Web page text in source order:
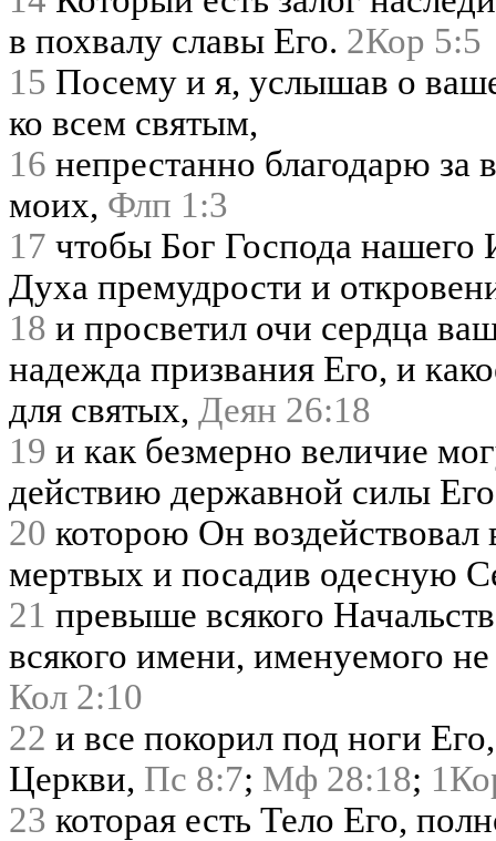
в похвалу славы Его. 2Кор 5:5
15 Посему и я, услышав о
ко всем святым,
16 непрестанно благодарю за
моих, Флп 1:3
17 чтобы Бог Господа нашего
Духа премудрости и
18 и просветил очи сердца
надежда призвания Его, и
для святых, Деян 26:18
19 и как безмерно величие
действию державной силы
20 которою Он воздействовал
мертвых и посадив одесную
21 превыше всякого
всякого имени, именуемого
Кол 2:10
22 и все покорил под ноги
Церкви, Пс 8:7; Мф 28:18;
23 которая есть Тело Его,